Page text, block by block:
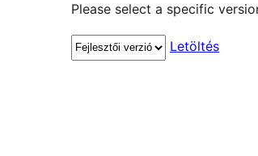
Please select a specific
Letöltés